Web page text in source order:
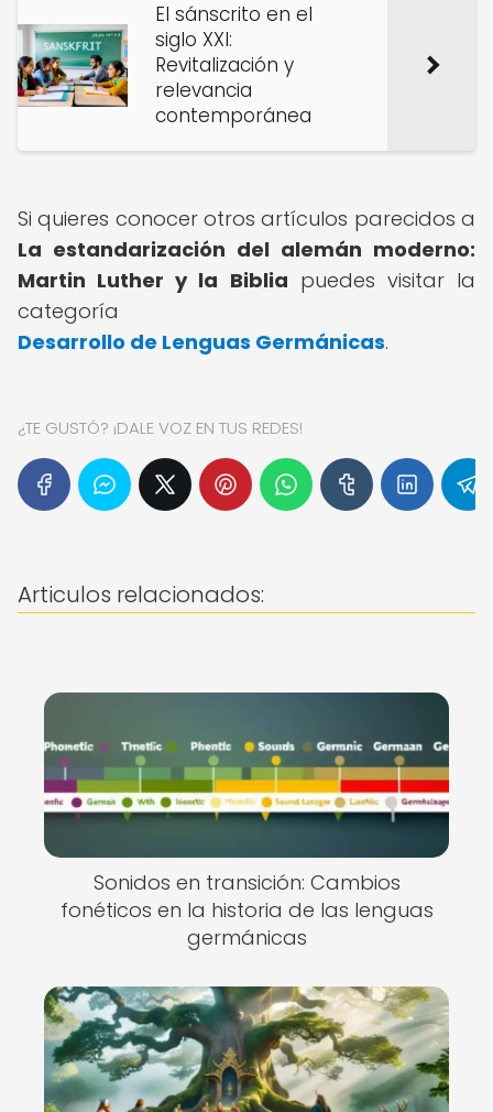
El sánscrito en el
siglo XXI:
Revitalización y
relevancia
contemporánea
Si quieres conocer otros artículos parecidos a
La estandarización del alemán moderno:
Martin Luther y la Biblia puedes visitar la
categoría
Desarrollo de Lenguas Germánicas.
¿TE GUSTÓ? ¡DALE VOZ EN TUS REDES!
Articulos relacionados:
Sonidos en transición: Cambios
fonéticos en la historia de las lenguas
germánicas